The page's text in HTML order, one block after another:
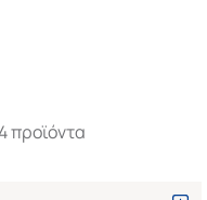
προϊόντα